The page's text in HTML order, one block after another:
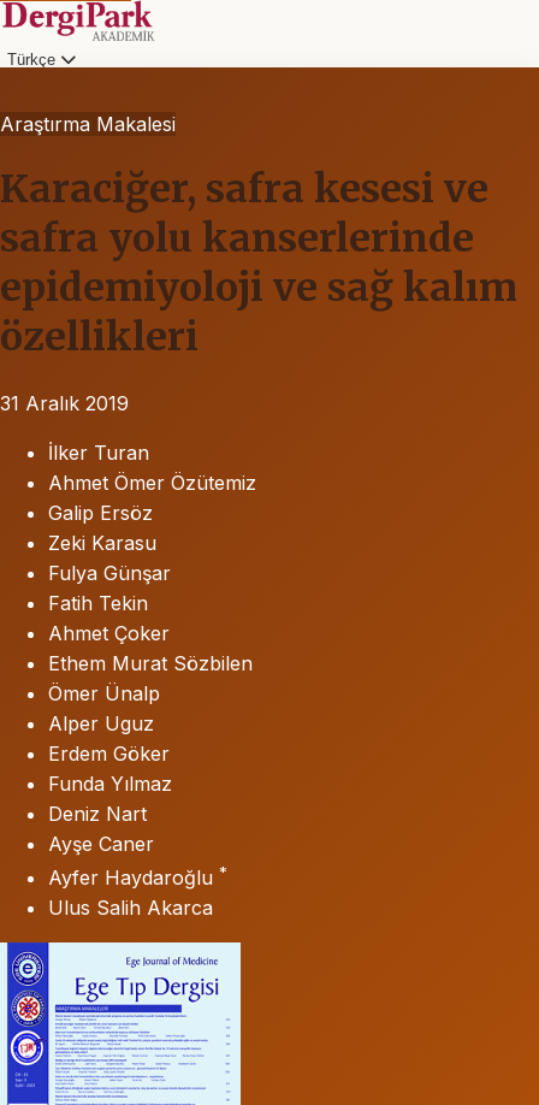
Türkçe
Araştırma Makalesi
Karaciğer, safra kesesi ve
safra yolu kanserlerinde
epidemiyoloji ve sağ kalım
özellikleri
31 Aralık 2019
İlker Turan
Ahmet Ömer Özütemiz
Galip Ersöz
Zeki Karasu
Fulya Günşar
Fatih Tekin
Ahmet Çoker
Ethem Murat Sözbilen
Ömer Ünalp
Alper Uguz
Erdem Göker
Funda Yılmaz
Deniz Nart
Ayşe Caner
Ayfer Haydaroğlu *
Ulus Salih Akarca